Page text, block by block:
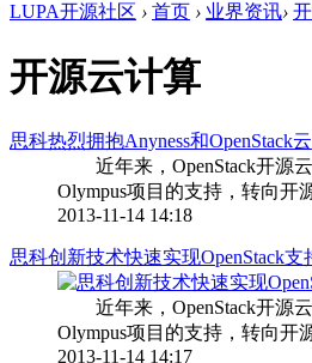
LUPA开源社区 › 首页 › 业界资讯›
开源云计算
思科热烈拥抱Anyness和OpenStack云
近年来，OpenStack开源云
Olympus项目的支持，转向开
2013-11-14 14:18
思科创新技术快速实现OpenStack支
近年来，OpenStack开源云
Olympus项目的支持，转向开
2013-11-14 14:17